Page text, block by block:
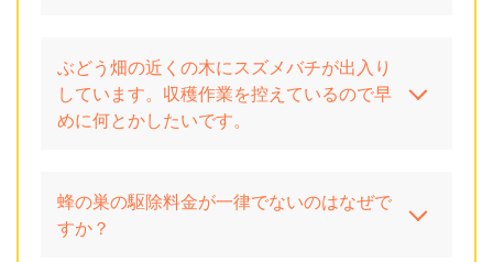
ぶどう畑の近くの木にスズメバチが出入り
しています。収穫作業を控えているので早
めに何とかしたいです。
蜂の巣の駆除料金が一律でないのはなぜで
すか？